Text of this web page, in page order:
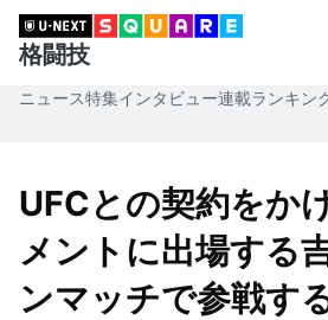
格闘技
ニュース特集インタビュー連載ランキン
UFCとの契約をか
メントに出場する
ンマッチで参戦す